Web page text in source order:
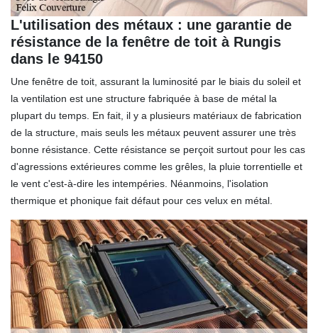
L'utilisation des métaux : une garantie de
résistance de la fenêtre de toit à Rungis
dans le 94150
Une fenêtre de toit, assurant la luminosité par le biais du soleil et
la ventilation est une structure fabriquée à base de métal la
plupart du temps. En fait, il y a plusieurs matériaux de fabrication
de la structure, mais seuls les métaux peuvent assurer une très
bonne résistance. Cette résistance se perçoit surtout pour les cas
d'agressions extérieures comme les grêles, la pluie torrentielle et
le vent c'est-à-dire les intempéries. Néanmoins, l'isolation
thermique et phonique fait défaut pour ces velux en métal.